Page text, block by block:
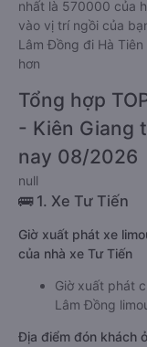
nhất là 570000 của
vào vị trí ngồi của
Lâm Đồng đi Hà
hơn
Tổng hợp
- Kiên Giang
nay 08/2026
null
🚌 1. Xe Tư Tiến
Giờ xuất phát xe
của nhà xe Tư Tiến
Giờ xuất phát
Lâm Đồng
Địa điểm đón khách